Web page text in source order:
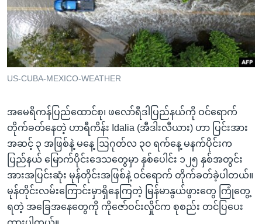
ညွန်း
စာမျက်နှာ
သို့
ကျော်
ကြည့်
ရှာဖွေ
ရန်
နေရာ
သို့
ကျော်
ရန်
သုတပဒေသာ အင်္ဂလိပ်စာ
Learning English
ဗွီအိုအေ လူမှုကွန်ယက်များ
ဘာသာစကားများ
US-CUBA-MEXICO-WEATHER
အမေရိကန်ပြည်ထောင်စု၊ ဖလော်ရီဒါပြည်နယ်ကို ဝင်ရောက်
တိုက်ခတ်နေတဲ့ ဟာရီကိန်း Idalia (အီဒါးလီယား) ဟာ ပြင်းအား
အဆင့် ၃ အဖြစ်နဲ့ မနေ့ ဩဂုတ်လ ၃၀ ရက်နေ့ မနက်ပိုင်းက
ပြည်နယ် မြောက်ပိုင်းဒေသတွေမှာ နှစ်ပေါင်း ၁၂၅ နှစ်အတွင်း
အားအပြင်းဆုံး မုန်တိုင်းအဖြစ်နဲ့ ဝင်ရောက် တိုက်ခတ်ခဲ့ပါတယ်။
မုန်တိုင်းလမ်းကြောင်းမှာရှိနေကြတဲ့ မြန်မာနွယ်ဖွားတွေ ကြုံတွေ့
ရတဲ့ အခြေအနေတွေကို ကိုဇော်ဝင်းလှိုင်က စုစည်း တင်ပြပေး